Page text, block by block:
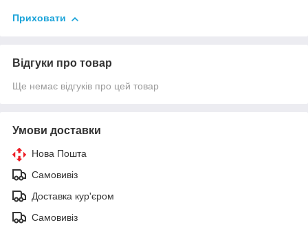
Приховати
Відгуки про товар
Ще немає відгуків про цей товар
Умови доставки
Нова Пошта
Самовивіз
Доставка кур'єром
Самовивіз